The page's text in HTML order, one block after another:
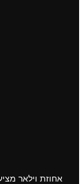
אחוזת וילאר